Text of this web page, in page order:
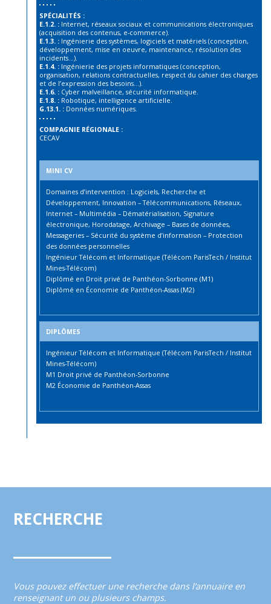
SPÉCIALITÉS :
E.1.2. : Internet, réseaux sociaux et communications électroniques
(acquisition des contenus, e-commerce).
E.1.3. : Ingénierie des systèmes, logiciels et matériels (conception,
développement, mise en oeuvre, maintenance, résolution des
incidents…).
E.1.4. : Ingénierie des projets informatiques (conception,
organisation, relations contractuelles, respect du cahier des charges
et de l’expression des besoins…).
E.1.6. : Cyber malveillance, sécurité informatique.
E.1.8. : Robotique, intelligence artificielle.
G.13.1. : Données numériques.
COMPAGNIE RÉGIONALE :
CECAV
MINI CV
Domaines d’intervention : Logiciels, Recherche et
Développement, Innovation – Télécommunications, Réseaux,
Internet – Multimédia – Dématérialisation, Signature
électronique, Horodatage, Archivage – Bases de données,
Messageries – Sécurité du système d’information – Protection
des données personnelles
Ingénieur Télécom et Informatique (Télécom ParisTech / Institut
Mines-Télécom)
Diplômé en Droit privé de Panthéon-Sorbonne (M1)
Diplômé en Économie de Panthéon-Assas (M2)
DIPLÔMES
Ingénieur Télécom et Informatique (Télécom ParisTech / Institut
Mines-Télécom)
M1 Droit privé de Panthéon-Sorbonne
M2 Économie de Panthéon-Assas
RECHERCHE
Vous pouvez effectuer une recherche dans l’annuaire en
renseignant un ou plusieurs champs.